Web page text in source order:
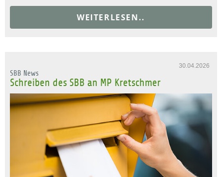
WEITERLESEN..
30.04.2026
SBB News
Schreiben des SBB an MP Kretschmer